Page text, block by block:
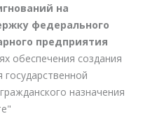
на
федерального
предприятия
обеспечения создания
государственной
назначения